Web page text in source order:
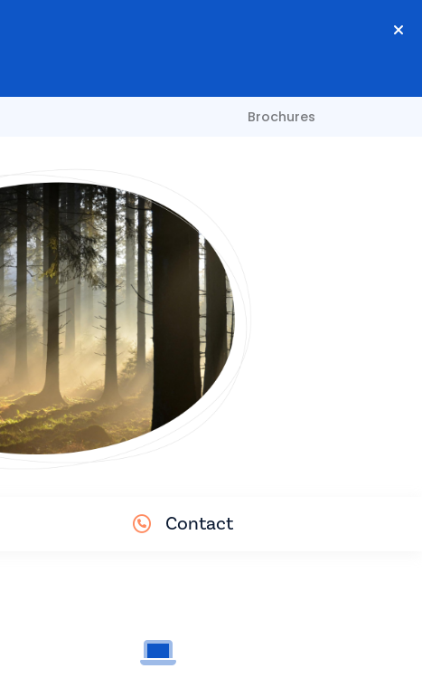
Brochures
Contact